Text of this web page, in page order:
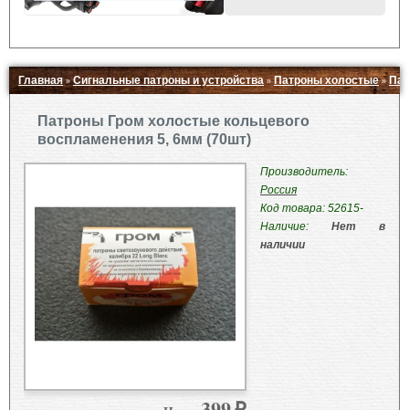
Главная»Сигнальные патроны и устройства »Патроны холостые»
Патроны Гром холостые кольцевого
воспламенения 5, 6мм (70шт)
Производитель:
Россия
Код товара: 52615-
Наличие: Нет в
наличии